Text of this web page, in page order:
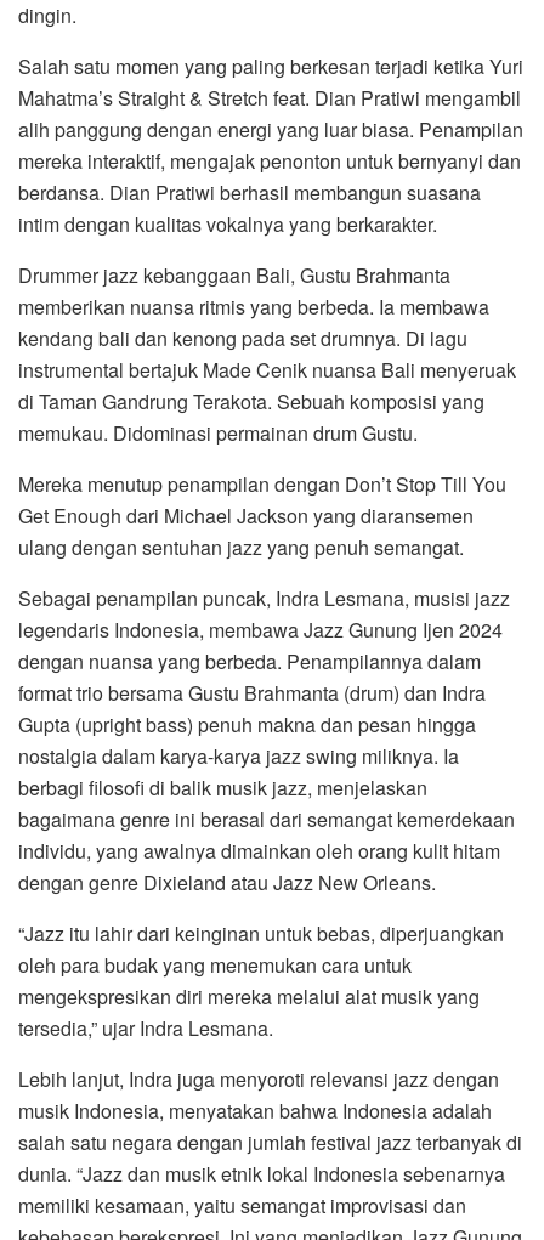
dingin.
Salah satu momen yang paling berkesan terjadi ketika Yuri
Mahatma’s Straight & Stretch feat. Dian Pratiwi mengambil
alih panggung dengan energi yang luar biasa. Penampilan
mereka interaktif, mengajak penonton untuk bernyanyi dan
berdansa. Dian Pratiwi berhasil membangun suasana
intim dengan kualitas vokalnya yang berkarakter.
Drummer jazz kebanggaan Bali, Gustu Brahmanta
memberikan nuansa ritmis yang berbeda. Ia membawa
kendang bali dan kenong pada set drumnya. Di lagu
instrumental bertajuk Made Cenik nuansa Bali menyeruak
di Taman Gandrung Terakota. Sebuah komposisi yang
memukau. Didominasi permainan drum Gustu.
Mereka menutup penampilan dengan Don’t Stop Till You
Get Enough dari Michael Jackson yang diaransemen
ulang dengan sentuhan jazz yang penuh semangat.
Sebagai penampilan puncak, Indra Lesmana, musisi jazz
legendaris Indonesia, membawa Jazz Gunung Ijen 2024
dengan nuansa yang berbeda. Penampilannya dalam
format trio bersama Gustu Brahmanta (drum) dan Indra
Gupta (upright bass) penuh makna dan pesan hingga
nostalgia dalam karya-karya jazz swing miliknya. Ia
berbagi filosofi di balik musik jazz, menjelaskan
bagaimana genre ini berasal dari semangat kemerdekaan
individu, yang awalnya dimainkan oleh orang kulit hitam
dengan genre Dixieland atau Jazz New Orleans.
“Jazz itu lahir dari keinginan untuk bebas, diperjuangkan
oleh para budak yang menemukan cara untuk
mengekspresikan diri mereka melalui alat musik yang
tersedia,” ujar Indra Lesmana.
Lebih lanjut, Indra juga menyoroti relevansi jazz dengan
musik Indonesia, menyatakan bahwa Indonesia adalah
salah satu negara dengan jumlah festival jazz terbanyak di
dunia. “Jazz dan musik etnik lokal Indonesia sebenarnya
memiliki kesamaan, yaitu semangat improvisasi dan